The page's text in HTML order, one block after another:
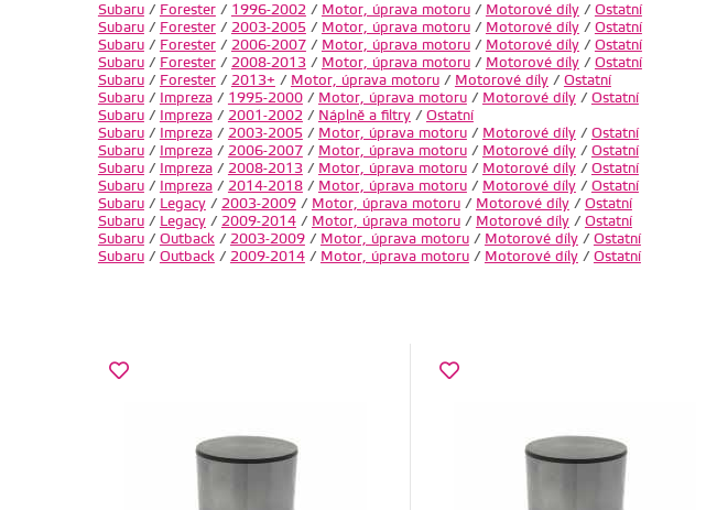
Subaru/ Forester/ 1996-2002 / Motor, úprava motoru/ Motorové díly/ Ostatní
Subaru/ Forester/ 2003-2005/ Motor, úprava motoru/ Motorové díly/ Ostatní
Subaru/ Forester/ 2006-2007/ Motor, úprava motoru/ Motorové díly/ Ostatní
Subaru/ Forester/ 2008-2013/ Motor, úprava motoru/ Motorové díly/ Ostatní
Subaru/ Forester/ 2013+ / Motor, úprava motoru/ Motorové díly/ Ostatní
Subaru/ Impreza/ 1995-2000/ Motor, úprava motoru/ Motorové díly/ Ostatní
Subaru/ Impreza/ 2001-2002 / Náplně a filtry/ Ostatní
Subaru/ Impreza/ 2003-2005/ Motor, úprava motoru/ Motorové díly/ Ostatní
Subaru/ Impreza/ 2006-2007/ Motor, úprava motoru/ Motorové díly/ Ostatní
Subaru/ Impreza/ 2008-2013/ Motor, úprava motoru/ Motorové díly/ Ostatní
Subaru/ Impreza/ 2014-2018/ Motor, úprava motoru/ Motorové díly/ Ostatní
Subaru/ Legacy/ 2003-2009/ Motor, úprava motoru/ Motorové díly/ Ostatní
Subaru/ Legacy/ 2009-2014/ Motor, úprava motoru/ Motorové díly/ Ostatní
Subaru/ Outback/ 2003-2009/ Motor, úprava motoru/ Motorové díly/ Ostatní
Subaru/ Outback/ 2009-2014/ Motor, úprava motoru/ Motorové díly/ Ostatní